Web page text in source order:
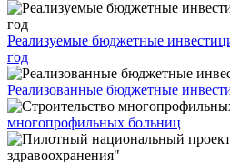
Реализуемые бюджетные
год
Реализованные бюджетные
многопрофильных больниц